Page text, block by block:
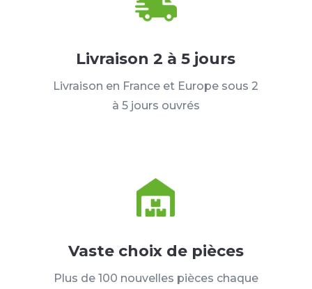
Livraison 2 à 5 jours
Livraison en France et Europe sous 2
à 5 jours ouvrés
Vaste choix de pièces
Plus de 100 nouvelles pièces chaque